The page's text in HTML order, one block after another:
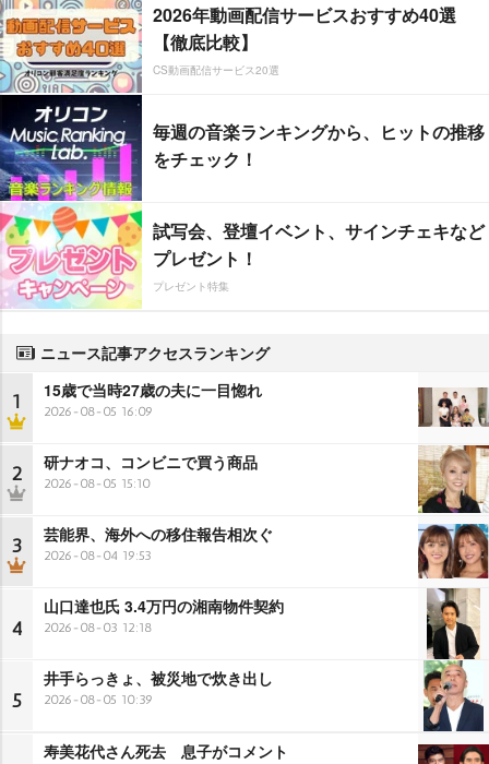
2026年動画配信サービスおすすめ40選
【徹底比較】
CS動画配信サービス20選
毎週の音楽ランキングから、ヒットの推移
をチェック！
試写会、登壇イベント、サインチェキなど
プレゼント！
プレゼント特集
ニュース記事アクセスランキング
1 15歳で当時27歳の夫に一目惚れ
2026-08-05 16:09
2 研ナオコ、コンビニで買う商品
2026-08-05 15:10
3 芸能界、海外への移住報告相次ぐ
2026-08-04 19:53
4
山口達也氏 3.4万円の湘南物件契約
2026-08-03 12:18
5
井手らっきょ、被災地で炊き出し
2026-08-05 10:39
寿美花代さん死去 息子がコメント